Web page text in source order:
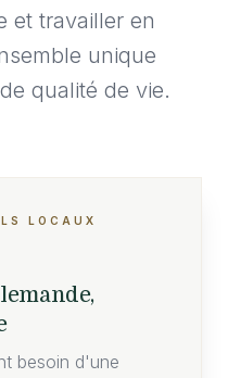
et travailler en
unique
qualité de vie.
LOCAUX
besoin d'une